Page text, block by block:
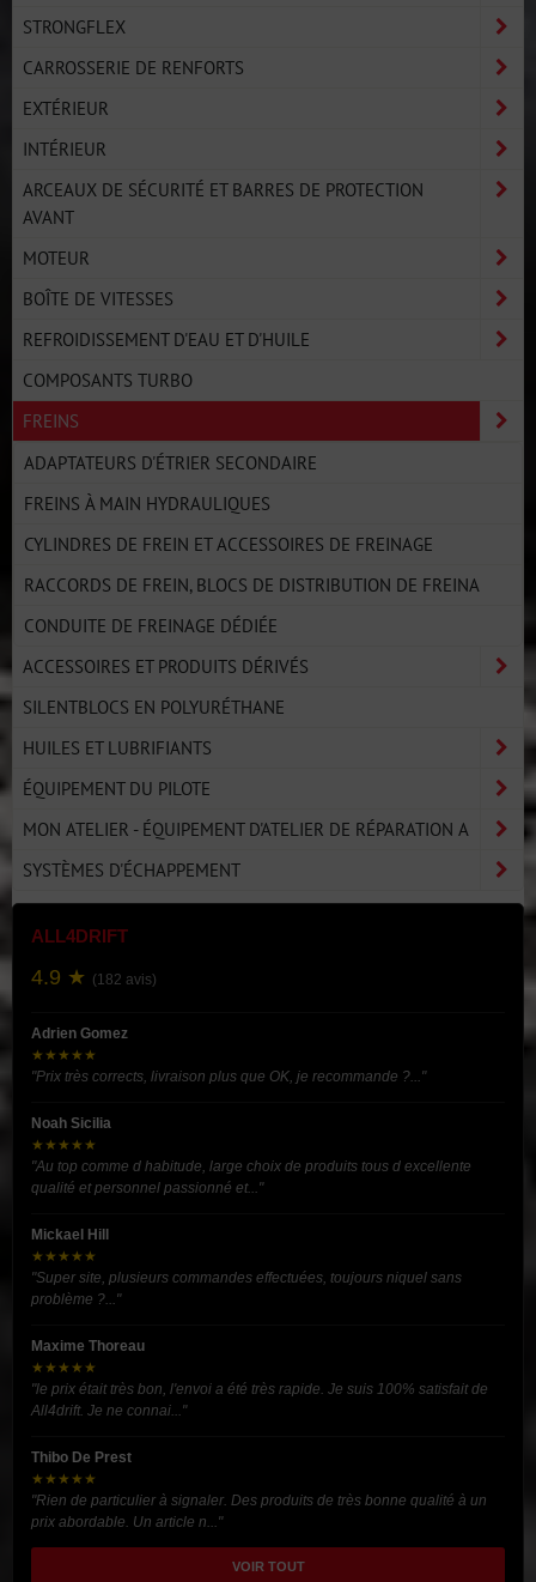
STRONGFLEX
CARROSSERIE DE RENFORTS
EXTÉRIEUR
INTÉRIEUR
ARCEAUX DE SÉCURITÉ ET BARRES DE PROTECTION
AVANT
MOTEUR
BOÎTE DE VITESSES
REFROIDISSEMENT D'EAU ET D'HUILE
COMPOSANTS TURBO
FREINS
ADAPTATEURS D'ÉTRIER SECONDAIRE
FREINS À MAIN HYDRAULIQUES
CYLINDRES DE FREIN ET ACCESSOIRES DE FREINAGE
RACCORDS DE FREIN, BLOCS DE DISTRIBUTION DE FREINA
CONDUITE DE FREINAGE DÉDIÉE
ACCESSOIRES ET PRODUITS DÉRIVÉS
SILENTBLOCS EN POLYURÉTHANE
HUILES ET LUBRIFIANTS
ÉQUIPEMENT DU PILOTE
MON ATELIER - ÉQUIPEMENT D'ATELIER DE RÉPARATION A
SYSTÈMES D'ÉCHAPPEMENT
ALL4DRIFT
4.9 ★ (182 avis)
Adrien Gomez
★★★★★
"Prix très corrects, livraison plus que OK, je recommande ?..."
Noah Sicilia
★★★★★
"Au top comme d habitude, large choix de produits tous d excellente
qualité et personnel passionné et..."
Mickael Hill
★★★★★
"Super site, plusieurs commandes effectuées, toujours niquel sans
problème ?..."
Maxime Thoreau
★★★★★
"le prix était très bon, l'envoi a été très rapide. Je suis 100% satisfait de
All4drift. Je ne connai..."
Thibo De Prest
★★★★★
"Rien de particulier à signaler. Des produits de très bonne qualité à un
prix abordable. Un article n..."
VOIR TOUT